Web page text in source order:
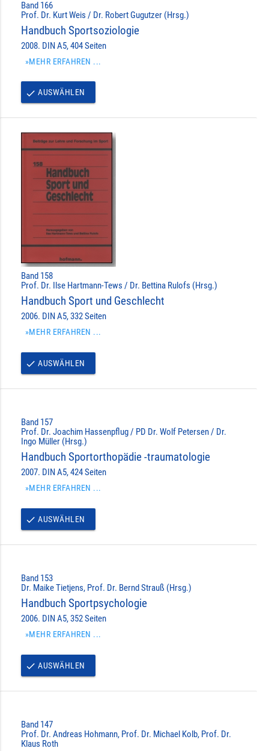
Band 166
Prof. Dr. Kurt Weis / Dr. Robert Gugutzer (Hrsg.)
Handbuch Sportsoziologie
2008. DIN A5, 404 Seiten
»MEHR ERFAHREN ...
done AUSWÄHLEN
Band 158
Prof. Dr. Ilse Hartmann-Tews / Dr. Bettina Rulofs (Hrsg.)
Handbuch Sport und Geschlecht
2006. DIN A5, 332 Seiten
»MEHR ERFAHREN ...
done AUSWÄHLEN
Band 157
Prof. Dr. Joachim Hassenpflug / PD Dr. Wolf Petersen / Dr.
Ingo Müller (Hrsg.)
Handbuch Sportorthopädie -traumatologie
2007. DIN A5, 424 Seiten
»MEHR ERFAHREN ...
done AUSWÄHLEN
Band 153
Dr. Maike Tietjens, Prof. Dr. Bernd Strauß (Hrsg.)
Handbuch Sportpsychologie
2006. DIN A5, 352 Seiten
»MEHR ERFAHREN ...
done AUSWÄHLEN
Band 147
Prof. Dr. Andreas Hohmann, Prof. Dr. Michael Kolb, Prof. Dr.
Klaus Roth